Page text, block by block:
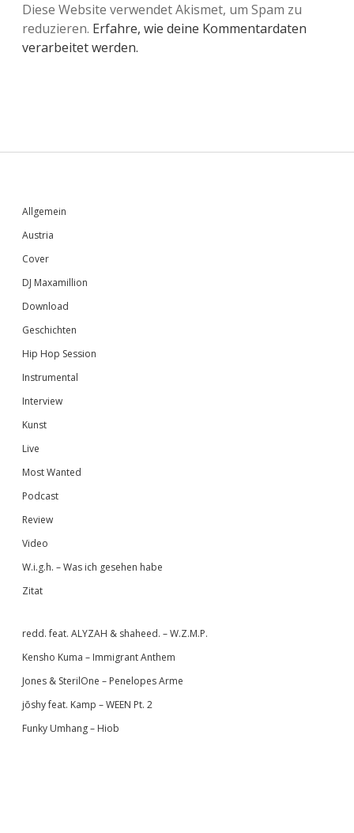
Diese Website verwendet Akismet, um Spam zu
reduzieren. Erfahre, wie deine Kommentardaten
verarbeitet werden.
Sidebar
Allgemein
Austria
Cover
DJ Maxamillion
Download
Geschichten
Hip Hop Session
Instrumental
Interview
Kunst
Live
Most Wanted
Podcast
Review
Video
W.i.g.h. – Was ich gesehen habe
Zitat
redd. feat. ALYZAH & shaheed. – W.Z.M.P.
Kensho Kuma – Immigrant Anthem
Jones & SterilOne – Penelopes Arme
jōshy feat. Kamp – WEEN Pt. 2
Funky Umhang – Hiob